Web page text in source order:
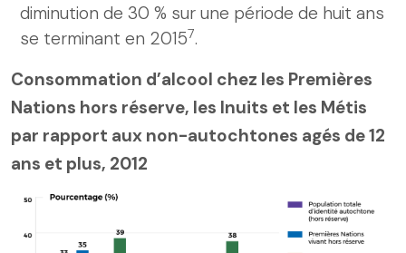
diminution de 30 % sur une période de huit ans
se terminant en 20157.
Consommation d’alcool chez les Premières
Nations hors réserve, les Inuits et les Métis
par rapport aux non-autochtones agés de 12
ans et plus, 2012